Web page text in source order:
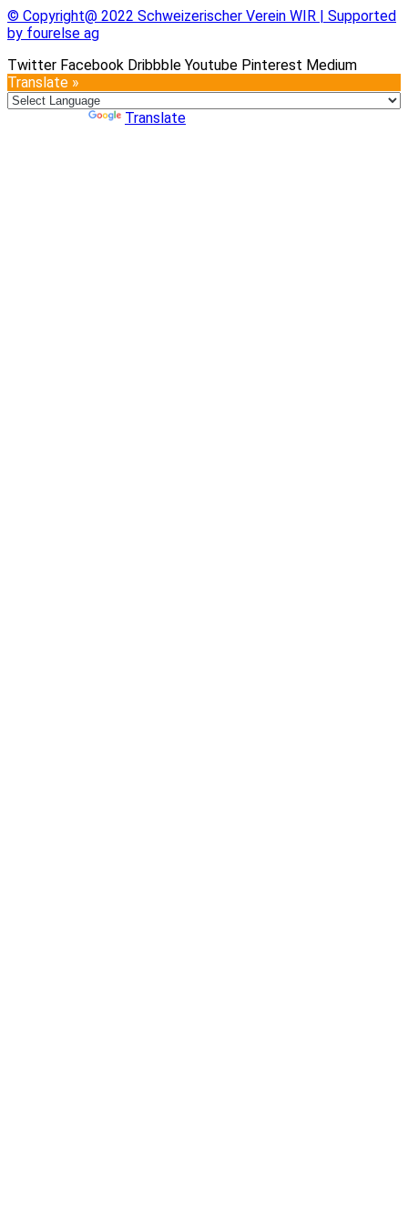
© Copyright@ 2022 Schweizerischer Verein WIR | Supported
by fourelse ag
Twitter Facebook Dribbble Youtube Pinterest Medium
Translate »
Translate